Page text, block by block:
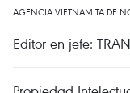
AGENCIA VIETNAMITA DE
Editor en jefe: